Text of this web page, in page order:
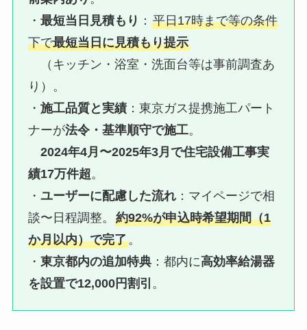
・最短当日見積もり ：平日17時まで等の条件
下で最短当日に見積もり提示
（キッチン・浴室・洗面台等は事前調査あ
り）。
・施工品質と実績 ：東京ガス提携施工パート
ナーが法令・基準順守で施工。
2024年4月〜2025年3月で住宅設備工事実
績17万件超。
・ユーザーに配慮した流れ ：マイページで相
談〜日程調整。約92%が申込時希望期間（1
か月以内）で完了。
・東京都内の追加特典 ：都内に高効率給湯器
を設置で12,000円割引 。